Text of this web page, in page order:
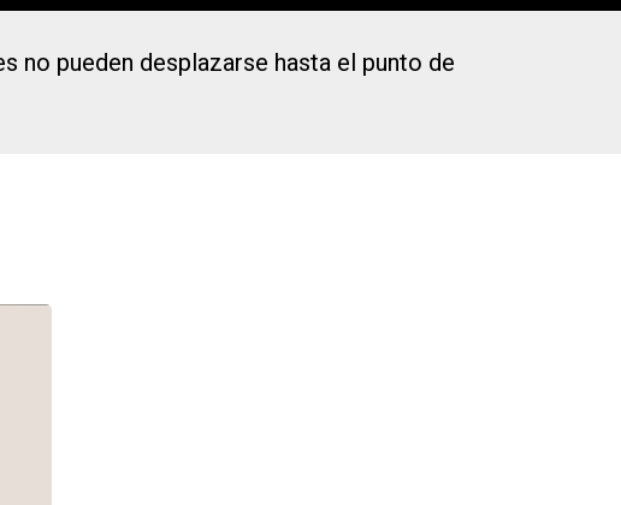
no pueden desplazarse hasta el punto de